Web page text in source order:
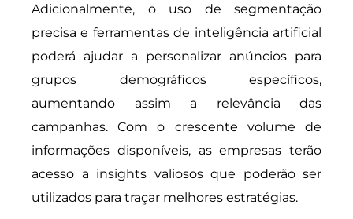
Adicionalmente, o uso de segmentação
precisa e ferramentas de inteligência artificial
poderá ajudar a personalizar anúncios para
grupos demográficos específicos,
aumentando assim a relevância das
campanhas. Com o crescente volume de
informações disponíveis, as empresas terão
acesso a insights valiosos que poderão ser
utilizados para traçar melhores estratégias.